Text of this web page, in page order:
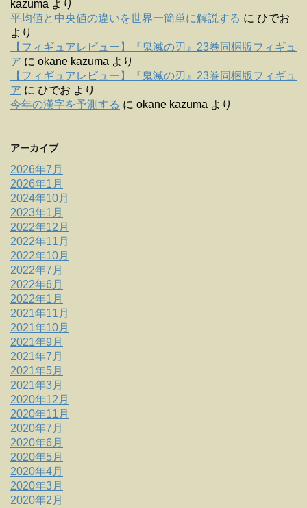
kazuma より
平均値と中央値の違いを世界一簡単に解説する に ひでお
より
【フィギュアレビュー】『鬼滅の刃』23巻同梱版フィギュ
ア に okane kazuma より
【フィギュアレビュー】『鬼滅の刃』23巻同梱版フィギュ
ア に ひでお より
今年の漢字を予測する に okane kazuma より
アーカイブ
2026年7月
2026年1月
2024年10月
2023年1月
2022年12月
2022年11月
2022年10月
2022年7月
2022年6月
2022年1月
2021年11月
2021年10月
2021年9月
2021年7月
2021年5月
2021年3月
2020年12月
2020年11月
2020年7月
2020年6月
2020年5月
2020年4月
2020年3月
2020年2月